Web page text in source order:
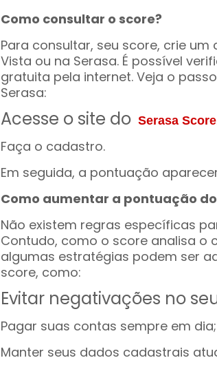
Como consultar o score?
Para consultar, seu score, crie um
Vista ou na Serasa. É possível
gratuita pela internet. Veja o
Serasa:
Acesse o site do Serasa Score
Faça o cadastro.
Em seguida, a pontuação
Como aumentar a pontuação
Não existem regras específicas
Contudo, como o score analisa
algumas estratégias podem ser
score, como:
Evitar negativações no
Pagar suas contas sempre em dia;
Manter seus dados cadastrais